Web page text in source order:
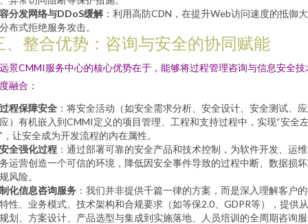
分发网络与DDoS缓解：利用高防CDN，在提升Web访问速度的抵御
布式拒绝服务攻击。
、整合优势：咨询与安全的协同赋能
景CMMI服务中心的核心优势在于，能够将过程管理咨询与信息安全技
融合：
程保障安全 ：将安全活动（如安全需求分析、安全设计、安全测试、
）有机嵌入到CMMI定义的项目管理、工程和支持过程中，实现“安全
，让安全成为开发流程的内在属性。
全强化过程 ：通过部署可靠的安全产品和技术控制，为软件开发、运
运营创造一个可信的环境，降低因安全事件导致的过程中断、数据损
风险。
化信息咨询服务 ：我们并非提供千篇一律的方案，而是深入理解客户
性、业务模式、技术架构和合规要求（如等保2.0、GDPR等），提供
划、方案设计、产品选型与集成到实施落地、人员培训的全周期咨询服